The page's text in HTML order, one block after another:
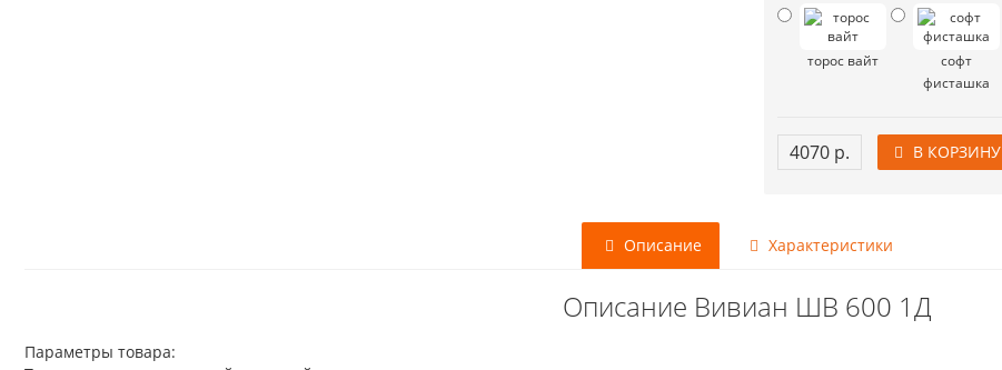
торос вайт
софт
фисташка
4070 р. В КОРЗИНУ
Описание Характеристики
Описание Вивиан ШВ 600 1Д
Параметры товара: